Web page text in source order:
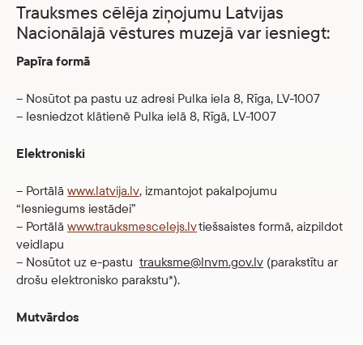
Trauksmes cēlēja ziņojumu Latvijas
Nacionālajā vēstures muzejā var iesniegt:
Papīra formā
– Nosūtot pa pastu uz adresi Pulka iela 8, Rīga, LV-1007
– Iesniedzot klātienē Pulka ielā 8, Rīgā, LV-1007
Elektroniski
– Portālā www.latvija.lv, izmantojot pakalpojumu
“Iesniegums iestādei”
– Portālā www.trauksmescelejs.lvtiešsaistes formā, aizpildot
veidlapu
– Nosūtot uz e-pastu trauksme@lnvm.gov.lv (parakstītu ar
drošu elektronisko parakstu*).
Mutvārdos